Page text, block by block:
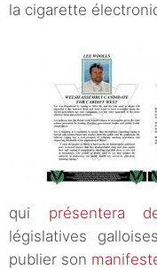
la cigarette
qui présentera
législatives
publier son